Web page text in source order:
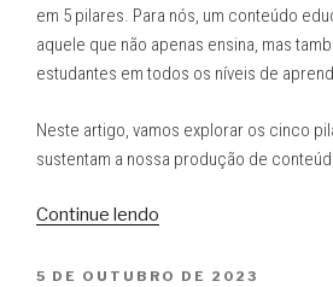
em 5 pilares. Para nós, um conteúdo
aquele que não apenas ensina, mas
estudantes em todos os níveis de
Neste artigo, vamos explorar os cinco
sustentam a nossa produção de
Continue lendo
para
PUBLICADO
5 DE OUTUBRO DE 2023